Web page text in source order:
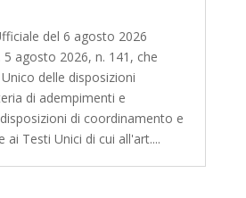
del 6 agosto 2026
5 agosto 2026, n. 141, che
delle disposizioni
di adempimenti e
di coordinamento e
ai Testi Unici di cui all'art....